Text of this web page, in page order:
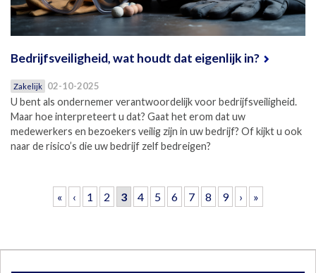
Bedrijfsveiligheid, wat houdt dat eigenlijk in?
Zakelijk 02-10-2025
U bent als ondernemer verantwoordelijk voor bedrijfsveiligheid.
Maar hoe interpreteert u dat? Gaat het erom dat uw
medewerkers en bezoekers veilig zijn in uw bedrijf? Of kijkt u ook
naar de risico’s die uw bedrijf zelf bedreigen?
« ‹ 1 2 3 4 5 6 7 8 9 › »